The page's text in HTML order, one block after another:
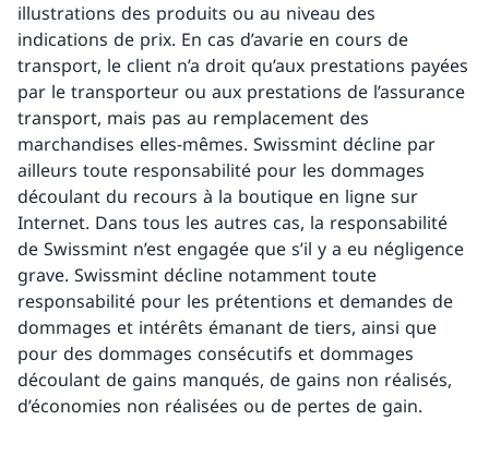
illustrations des produits ou au niveau des
indications de prix. En cas d’avarie en cours de
transport, le client n’a droit qu’aux prestations payées
par le transporteur ou aux prestations de l’assurance
transport, mais pas au remplacement des
marchandises elles-mêmes. Swissmint décline par
ailleurs toute responsabilité pour les dommages
découlant du recours à la boutique en ligne sur
Internet. Dans tous les autres cas, la responsabilité
de Swissmint n’est engagée que s’il y a eu négligence
grave. Swissmint décline notamment toute
responsabilité pour les prétentions et demandes de
dommages et intérêts émanant de tiers, ainsi que
pour des dommages consécutifs et dommages
découlant de gains manqués, de gains non réalisés,
d’économies non réalisées ou de pertes de gain.